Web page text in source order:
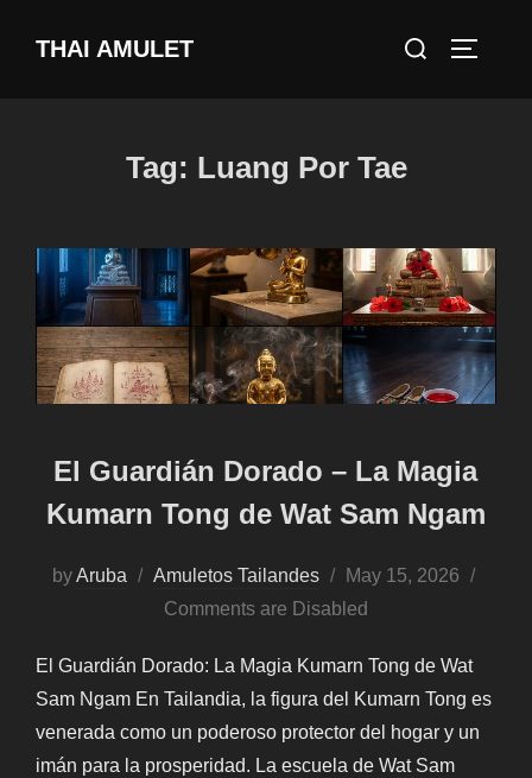
THAI AMULET
Search
Tag: Luang Por Tae
El Guardián Dorado – La Magia
Kumarn Tong de Wat Sam Ngam
byAruba Amuletos Tailandes
Posted
on
May 15, 2026
Comments are Disabled
El Guardián Dorado: La Magia Kumarn Tong de Wat
Sam Ngam En Tailandia, la figura del Kumarn Tong es
venerada como un poderoso protector del hogar y un
imán para la prosperidad. La escuela de Wat Sam